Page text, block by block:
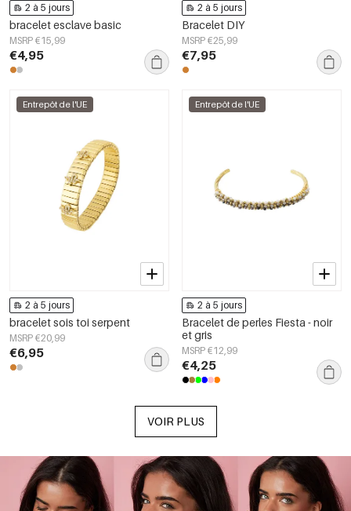
2 à 5 jours
bracelet esclave basic
MSRP €15,99
€4,95
2 à 5 jours
Bracelet DIY
MSRP €25,99
€7,95
Entrepôt de l'UE
2 à 5 jours
bracelet sois toi serpent
MSRP €20,99
€6,95
Entrepôt de l'UE
2 à 5 jours
Bracelet de perles Fiesta - noir
et gris
MSRP €12,99
€4,25
VOIR PLUS